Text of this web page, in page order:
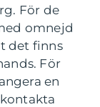
För de
omnejd
det finns
För
en